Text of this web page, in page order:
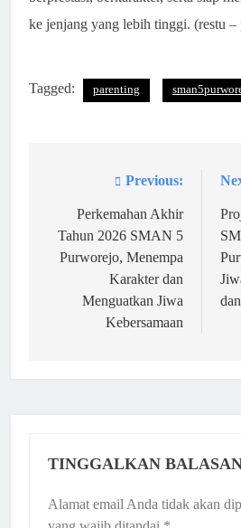
ke jenjang yang lebih tinggi. (restu –
Tagged: parenting
Navigasi Previous:
Perkemahan Akhir
Tahun 2026 SMAN 5
Purworejo, Menempa
Karakter dan
Menguatkan Jiwa
Kebersamaan
TINGGALKAN
Alamat email Anda tidak akan